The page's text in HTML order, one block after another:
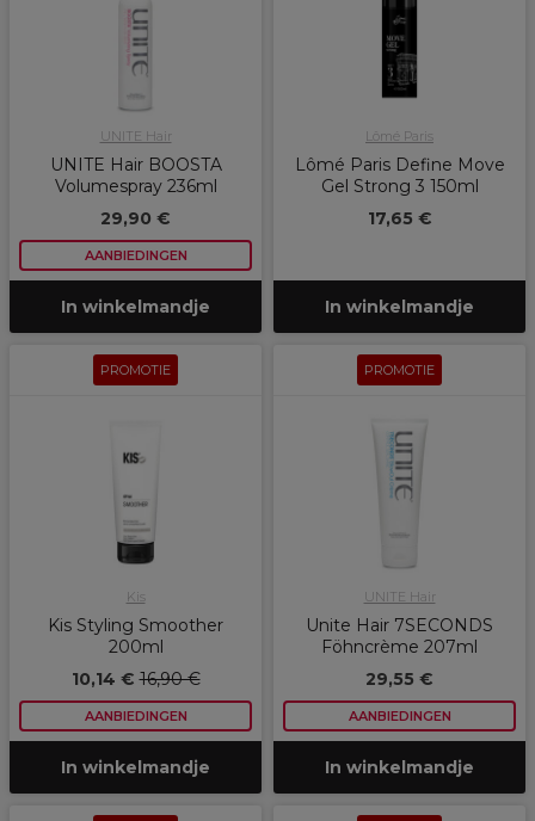
UNITE Hair
UNITE Hair BOOSTA
Volumespray 236ml
29,90 €
AANBIEDINGEN
In winkelmandje
Lômé Paris
Lômé Paris Define Move
Gel Strong 3 150ml
17,65 €
In winkelmandje
PROMOTIE
Kis
Kis Styling Smoother
200ml
10,14 €16,90 €
AANBIEDINGEN
In winkelmandje
PROMOTIE
UNITE Hair
Unite Hair 7SECONDS
Föhncrème 207ml
29,55 €
AANBIEDINGEN
In winkelmandje